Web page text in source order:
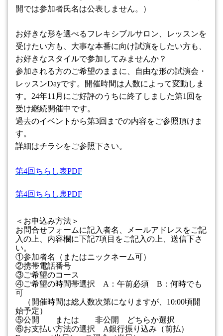
開では参加者氏名は公表しません。
）
お好きな形を選べるフレキシブルサロン、レッスンを
受けたい方も、大事な本番に向け試演をしたい方も、
お好きなスタイルで参加してみませんか？
参加される方のご希望のままに、自由な形の試演会・
レッスンDayです。開催時間は人数によって変動しま
す。 24年11 月にご好評のうちに終了しました第1 回を
受け継続開催中です。
過去のイベントから第3回までの内容をご参照頂けま
す。
詳細はチラシをご参照下さい。
第4回ちらし表PDF
第4回ちらし裏PDF
＜お申込み方法＞
お問合せフォームに記入者名、メールアドレスをご記
入の上、内容欄に下記7項目をご記入の上、送信下さ
い。
①参加者名（またはニックネーム可）
②携帯電話番号
③ご希望のコース
④ご希望の時間帯選択 A ：午前必須 B ：何時でも
可
（開催時間は総人数次第になりますが、 10:00頃開
始予定）
⑤公開 または 非公開 どちらか選択
⑥お支払い方法の選択 A銀行振り込み（前払）